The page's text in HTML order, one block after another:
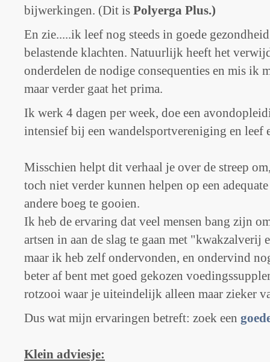
bijwerkingen. (Dit is Polyerga Plus.)
En zie.....ik leef nog steeds in goede
belastende klachten. Natuurlijk heeft het
onderdelen de nodige consequenties en mis
maar verder gaat het prima.
Ik werk 4 dagen per week, doe een
intensief bij een wandelsportvereniging en leef
Misschien helpt dit verhaal je over de streep
toch niet verder kunnen helpen op een
andere boeg te gooien.
Ik heb de ervaring dat veel mensen bang zijn
artsen in aan de slag te gaan met "kwakzalverij
maar ik heb zelf ondervonden, en ondervind
beter af bent met goed gekozen
rotzooi waar je uiteindelijk alleen maar zieker
Dus wat mijn ervaringen betreft: zoek een
Klein adviesje: